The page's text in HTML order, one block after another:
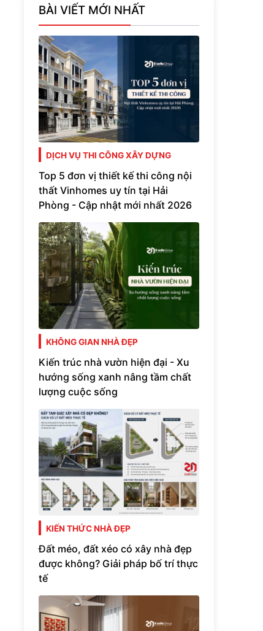
BÀI VIẾT MỚI NHẤT
DỊCH VỤ THI CÔNG XÂY DỰNG
Top 5 đơn vị thiết kế thi công nội
thất Vinhomes uy tín tại Hải
Phòng - Cập nhật mới nhất 2026
KHÔNG GIAN NHÀ ĐẸP
Kiến trúc nhà vườn hiện đại - Xu
hướng sống xanh nâng tầm chất
lượng cuộc sống
KIẾN THỨC NHÀ ĐẸP
Đất méo, đất xéo có xây nhà đẹp
được không? Giải pháp bố trí thực
tế